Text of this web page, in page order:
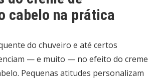
cabelo na prática
do chuveiro e até certos
— e muito — no efeito do creme
Pequenas atitudes personalizam